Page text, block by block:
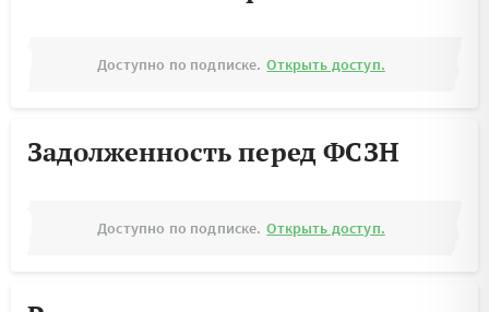
Доступно по подписке. Открыть доступ.
Задолженность перед ФСЗН
Доступно по подписке. Открыть доступ.